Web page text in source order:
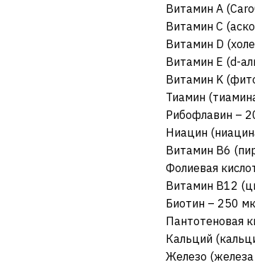
Витамин A
Витамин C
Витамин D
Витамин E (d-
Витамин K
Тиамин
Рибофлавин –
Ниацин
Витамин B6
Фолиевая
Витамин B12
Биотин – 250
Пантотеновая
Кальций
Железо